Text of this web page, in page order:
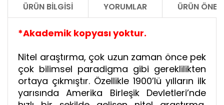
ÜRÜN BILGISI YORUMLAR ÜRÜN
*Akademik kopyası yoktur.
Nitel araştırma, çok uzun zaman önce pek
çok bilimsel paradigma gibi gereklilikten
ortaya çıkmıştır. Özellikle 1900’lü yılların ilk
yarısında Amerika Birleşik Devletleri’nde